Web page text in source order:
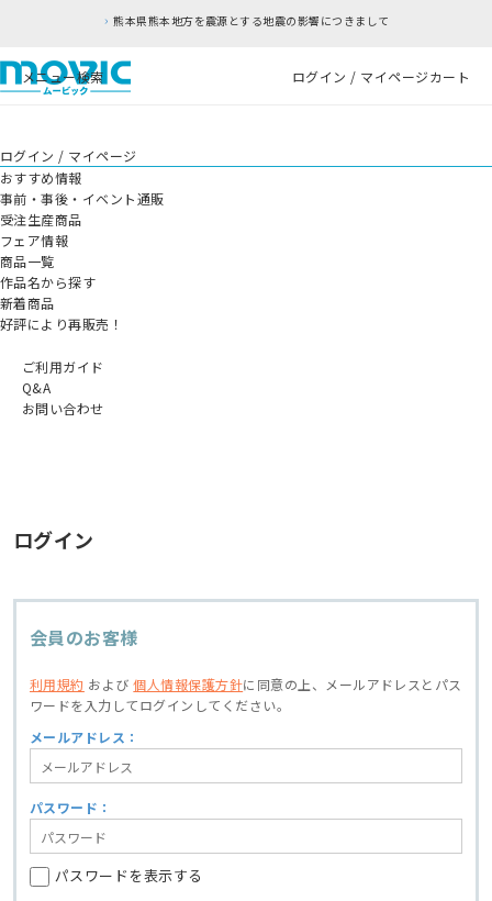
熊本県熊本地方を震源とする地震の影響につきまして
メニュー検索 ログイン / マイページカート
ログイン / マイページ
おすすめ情報
事前・事後・イベント通販
受注生産商品
フェア情報
商品一覧
作品名から探す
新着商品
好評により再販売！
ご利用ガイド
Q&A
お問い合わせ
ログイン
会員のお客様
利用規約 および個人情報保護方針に同意の上、
メールアドレスとパス
ワードを入力してログインしてください。
メールアドレス：
パスワード：
パスワードを表示する